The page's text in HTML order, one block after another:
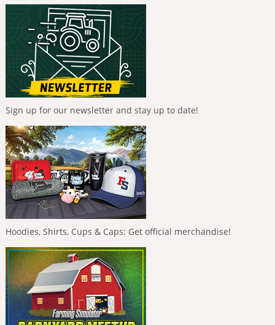
Sign up for our newsletter and stay up to date!
Hoodies, Shirts, Cups & Caps: Get official merchandise!